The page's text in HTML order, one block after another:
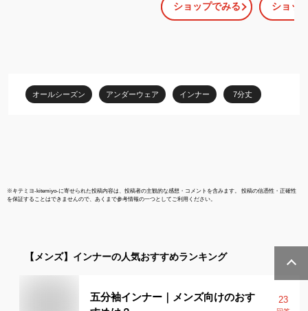
シャツ メンズ アンダー
ウェア インナーウェア
L 大きいサイズ チトセ
[ネコポス] ct-mz0135
ショップでみる
インナー ス
汗速乾 医療
ショッ
オールシーズン アンダーウェア インナー 7分丈
※キテミヨ-kitemiyo-に寄せられた投稿内容は、投稿者の主観的な感想・コメントを含みます。 投稿の信憑性・正確性
を保証することはできませんので、あくまで参考情報の一つとしてご利用ください。
【メンズ】 インナーの人気おすすめランキング
五分袖インナー｜メンズ向けのおす
23